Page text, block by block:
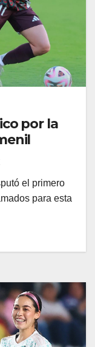
por la
el primero
para esta